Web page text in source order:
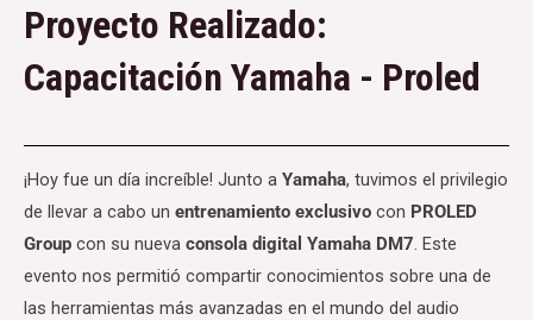
Proyecto Realizado:
Capacitación Yamaha - Proled
¡Hoy fue un día increíble! Junto a Yamaha, tuvimos el privilegio
de llevar a cabo un entrenamiento exclusivo con PROLED
Group con su nueva consola digital Yamaha DM7. Este
evento nos permitió compartir conocimientos sobre una de
las herramientas más avanzadas en el mundo del audio